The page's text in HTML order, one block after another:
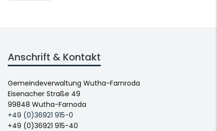
Anschrift & Kontakt
Gemeindeverwaltung Wutha-Farnroda
Eisenacher Straße 49
99848 Wutha-Farnoda
+49 (0)36921 915-0
+49 (0)36921 915-40